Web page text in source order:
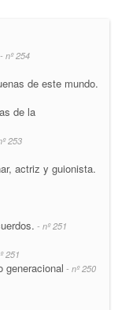
- nº 254
de este mundo.
de la
253
actriz y guionista.
- nº 251
251
generacional - nº 250